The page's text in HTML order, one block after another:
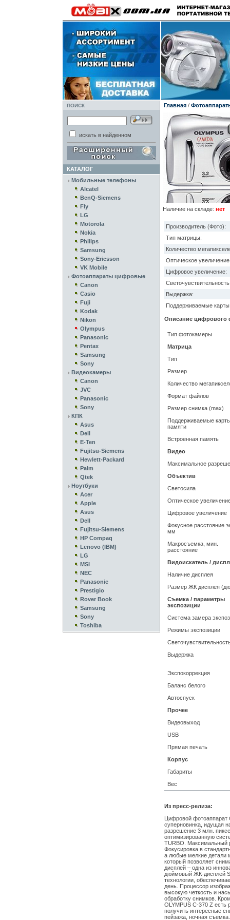
ПОИСК
искать в найденном
КАТАЛОГ
Мобильные телефоны
Alcatel
BenQ-Siemens
Fly
LG
Motorola
Nokia
Philips
Samsung
Sony-Ericsson
VK Mobile
Фотоаппараты цифровые
Canon
Casio
Fuji
Kodak
Nikon
Olympus
Panasonic
Pentax
Samsung
Sony
Видеокамеры
Canon
JVC
Panasonic
Sony
КПК
Asus
Dell
E-Ten
Fujitsu-Siemens
Hewlett-Packard
Palm
Qtek
Ноутбуки
Acer
Apple
Asus
Dell
Fujitsu-Siemens
HP Compaq
Lenovo (IBM)
LG
MSI
NEC
Panasonic
Prestigio
Rover Book
Samsung
Sony
Toshiba
Главная/
Наличие на складе: нет
Производитель (Фото):
Тип матрицы:
Количество
Оптическое
Цифровое увеличение:
Выдержка:
Поддерживаемые
Описание цифрового
Тип фотокамеры
Матрица
Тип
Размер
Количество
Формат файлов
Размер снимка (max)
Поддерживаемые
памяти
Встроенная память
Видео
Максимальное
Объектив
Светосила
Оптическое
Цифровое увеличение
Фокусное расстояние
мм
Макросъемка, мин.
расстояние
Видоискатель /
Наличие дисплея
Размер ЖК дисплея
Съемка / параметры
экспозиции
Система замера
Режимы экспозиции
Выдержка
Экспокоррекция
Баланс белого
Автоспуск
Прочее
Видеовыход
USB
Прямая печать
Корпус
Габариты
Вес
Из пресс-релиза:
Цифровой фотоаппарат
суперновинка, идущая
разрешение 3 млн.
оптимизированную
TURBO. Максимальный
Фокусировка в
а любые мелкие детали
который позволяет
дисплей – одна из
дюймовый ЖК-дисплей
технологии,
день. Процессор
высокую четкость и
обработку снимков.
OLYMPUS C-370 Z есть
получить интересные
пейзажа, ночная